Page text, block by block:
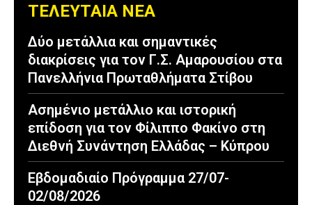
ΤΕΛΕΥΤΑΙΑ ΝΕΑ
Δύο μετάλλια και σημαντικές
διακρίσεις για τον Γ.Σ. Αμαρουσίου στα
Πανελλήνια Πρωταθλήματα Στίβου
Ασημένιο μετάλλιο και ιστορική
επίδοση για τον Φίλιππο Φακίνο στη
Διεθνή Συνάντηση Ελλάδας – Κύπρου
Εβδομαδιαίο Πρόγραμμα 27/07-
02/08/2026